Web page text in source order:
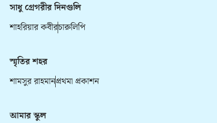
সাধু গ্রেগরীর দিনগুলি
শাহরিয়ার কবীরচারুলিপি
স্মৃতির শহর
শামসুর রাহমানপ্রথমা প্রকাশন
আমার স্কুল